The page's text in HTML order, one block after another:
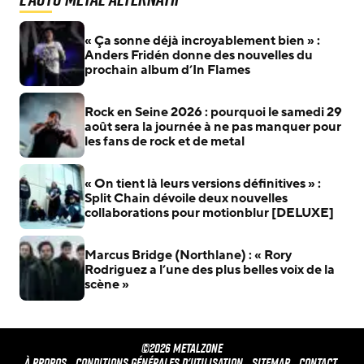
« Ça sonne déjà incroyablement bien » :
Anders Fridén donne des nouvelles du
prochain album d’In Flames
Rock en Seine 2026 : pourquoi le samedi 29
août sera la journée à ne pas manquer pour
les fans de rock et de metal
« On tient là leurs versions définitives » :
Split Chain dévoile deux nouvelles
collaborations pour motionblur [DELUXE]
Marcus Bridge (Northlane) : « Rory
Rodriguez a l’une des plus belles voix de la
scène »
©2026 METALZONE